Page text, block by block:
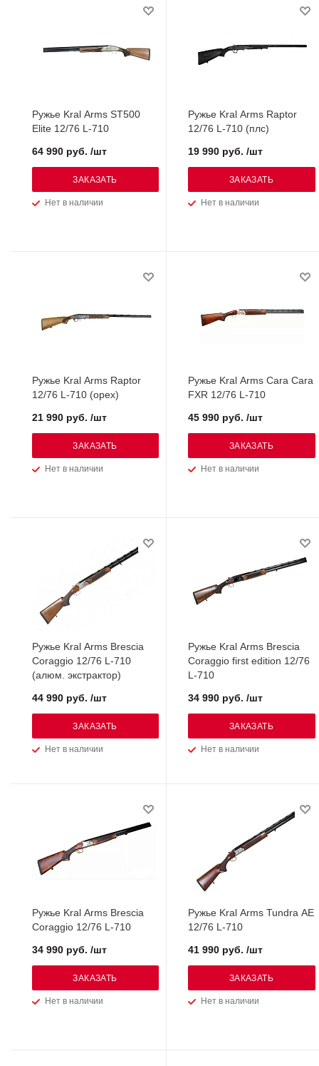
Ружье Kral Arms ST500
Elite 12/76 L-710
Нет в наличии
64 990 руб. /шт
ЗАКАЗАТЬ
Ружье Kral Arms Raptor
12/76 L-710 (плс)
Нет в наличии
19 990 руб. /шт
ЗАКАЗАТЬ
Ружье Kral Arms Raptor
12/76 L-710 (орех)
Нет в наличии
21 990 руб. /шт
ЗАКАЗАТЬ
Ружье Kral Arms Cara Cara
FXR 12/76 L-710
Нет в наличии
45 990 руб. /шт
ЗАКАЗАТЬ
Ружье Kral Arms Brescia
Coraggio 12/76 L-710
(алюм. экстрактор)
Нет в наличии
44 990 руб. /шт
ЗАКАЗАТЬ
Ружье Kral Arms Brescia
Coraggio first edition 12/76
L-710
Нет в наличии
34 990 руб. /шт
ЗАКАЗАТЬ
Ружье Kral Arms Brescia
Coraggio 12/76 L-710
Нет в наличии
34 990 руб. /шт
ЗАКАЗАТЬ
Ружье Kral Arms Tundra AE
12/76 L-710
Нет в наличии
41 990 руб. /шт
ЗАКАЗАТЬ